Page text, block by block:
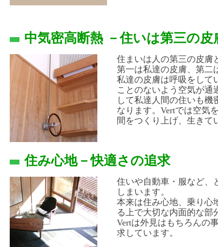
中気密高断熱 －住いは第三の皮
住まいは人の第三の皮膚
第一は私達の皮膚、第二
私達の皮膚は呼吸をして
ことのないよう空気が通
して私達人間の住いも
なります。Vertでは空気
間をつくり上げ、生きて
住み心地－快適さの追求
住いや自動車・服など、
しまいます。
本来は住み心地、乗り心
る上で大切な内面的な部
Vertは外見はもちろんの
求しています。